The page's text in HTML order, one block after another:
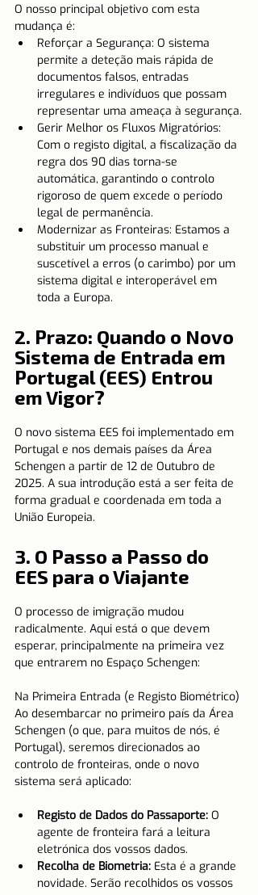
O nosso principal objetivo com esta
mudança é:
Reforçar a Segurança: O sistema
permite a deteção mais rápida de
documentos falsos, entradas
irregulares e indivíduos que possam
representar uma ameaça à segurança.
Gerir Melhor os Fluxos Migratórios:
Com o registo digital, a fiscalização da
regra dos 90 dias torna-se
automática, garantindo o controlo
rigoroso de quem excede o período
legal de permanência.
Modernizar as Fronteiras: Estamos a
substituir um processo manual e
suscetível a erros (o carimbo) por um
sistema digital e interoperável em
toda a Europa.
2. Prazo: Quando o Novo
Sistema de Entrada em
Portugal (EES) Entrou
em Vigor?
O novo sistema EES foi implementado em
Portugal e nos demais países da Área
Schengen a partir de 12 de Outubro de
2025. A sua introdução está a ser feita de
forma gradual e coordenada em toda a
União Europeia.
3. O Passo a Passo do
EES para o Viajante
O processo de imigração mudou
radicalmente. Aqui está o que devem
esperar, principalmente na primeira vez
que entrarem no Espaço Schengen:
Na Primeira Entrada (e Registo Biométrico)
Ao desembarcar no primeiro país da Área
Schengen (o que, para muitos de nós, é
Portugal), seremos direcionados ao
controlo de fronteiras, onde o novo
sistema será aplicado:
Registo de Dados do Passaporte: O
agente de fronteira fará a leitura
eletrónica dos vossos dados.
Recolha de Biometria: Esta é a grande
novidade. Serão recolhidos os vossos